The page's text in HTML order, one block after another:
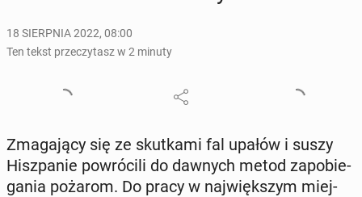
18 SIERPNIA 2022, 08:00
Ten tekst przeczytasz w 2 minuty
Zma­ga­ją­cy się ze skut­ka­mi fal upałów i suszy
Hisz­pa­nie po­wró­ci­li do dawnych metod za­po­bie­
ga­nia pożarom. Do pracy w naj­więk­szym miej­